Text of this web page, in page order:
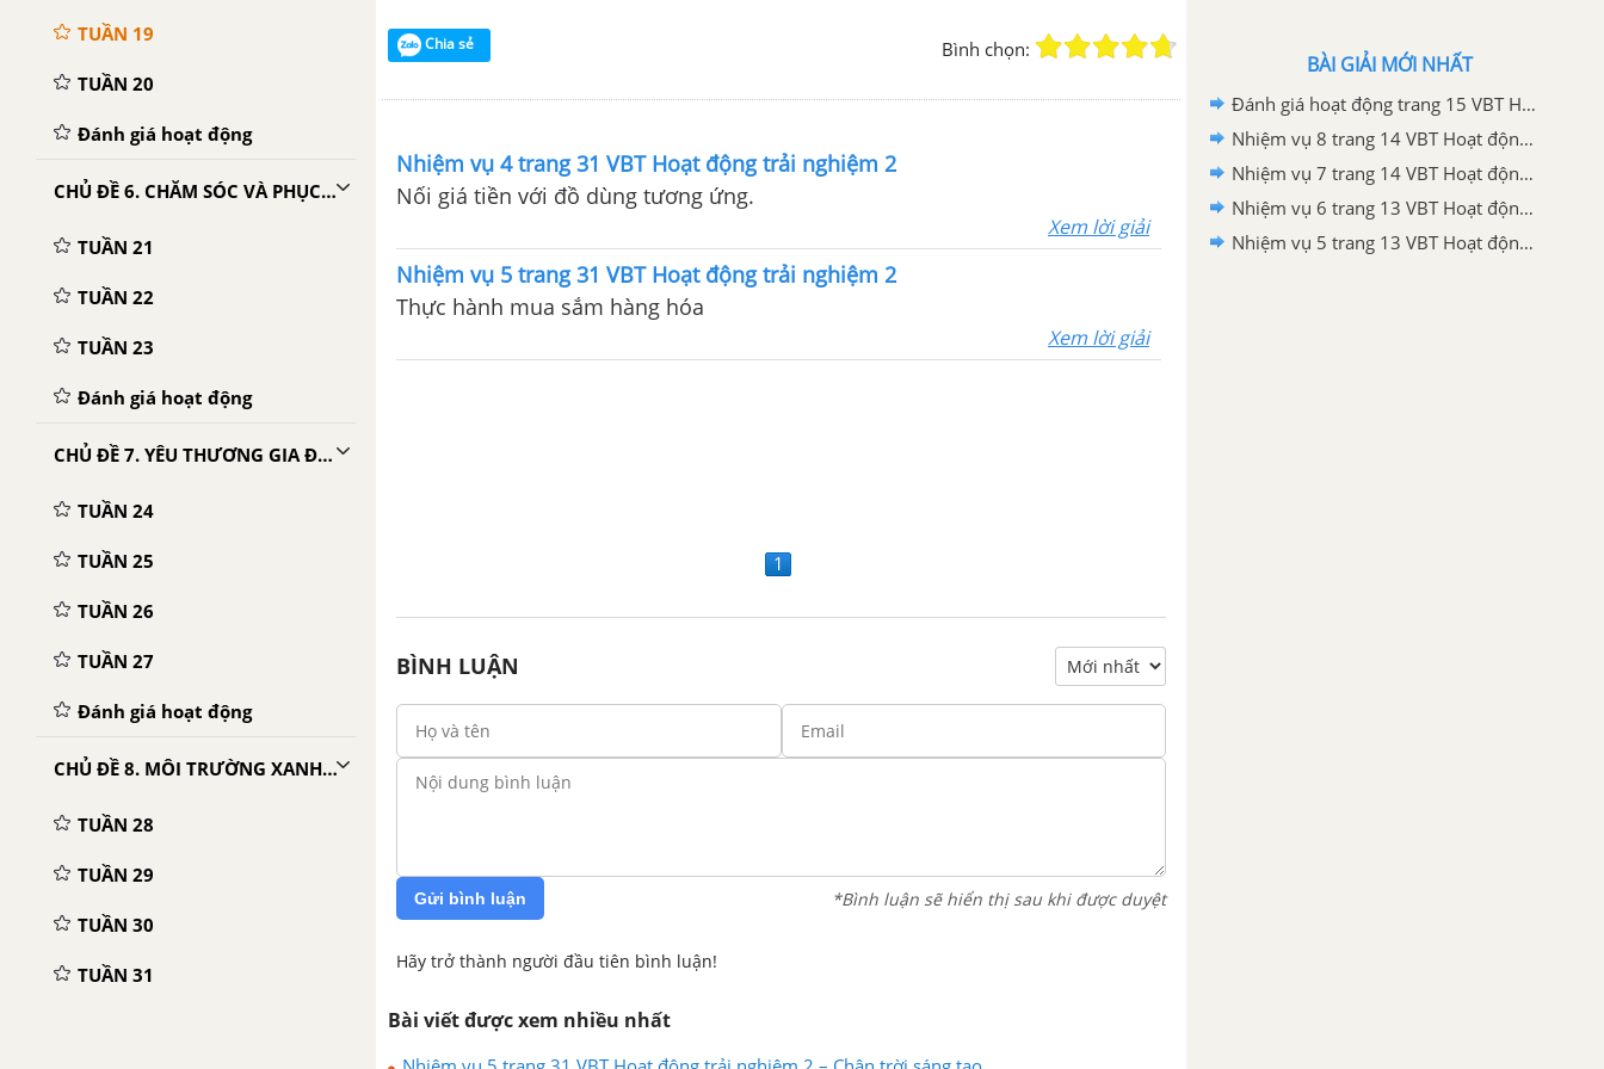
TUẦN 19
TUẦN 20
Đánh giá hoạt động
CHỦ ĐỀ 6. CHĂM SÓC VÀ PHỤC VỤ BẢN THÂN
TUẦN 21
TUẦN 22
TUẦN 23
Đánh giá hoạt động
CHỦ ĐỀ 7. YÊU THƯƠNG GIA ĐÌNH - QUÝ TRỌNG PHỤ NỮ
TUẦN 24
TUẦN 25
TUẦN 26
TUẦN 27
Đánh giá hoạt động
CHỦ ĐỀ 8. MÔI TRƯỜNG XANH - CUỘC SỐNG XANH
TUẦN 28
TUẦN 29
TUẦN 30
TUẦN 31
Chia sẻ Bình chọn:
Nhiệm vụ 4 trang 31 VBT Hoạt động trải nghiệm 2
Nối giá tiền với đồ dùng tương ứng.
Xem lời giải
Nhiệm vụ 5 trang 31 VBT Hoạt động trải nghiệm 2
Thực hành mua sắm hàng hóa
Xem lời giải
1
BÌNH LUẬN
Gửi bình luận *Bình luận sẽ hiển thị sau khi được duyệt
Hãy trở thành người đầu tiên bình luận!
Bài viết được xem nhiều nhất
BÀI GIẢI MỚI NHẤT
Đánh giá hoạt động trang 15 VBT Hoạt động trải nghiệm 2 - Chân trời sáng tạo
Nhiệm vụ 8 trang 14 VBT Hoạt động trải nghiệm 2 – Chân trời sáng tạo
Nhiệm vụ 7 trang 14 VBT Hoạt động trải nghiệm 2 – Chân trời sáng tạo
Nhiệm vụ 6 trang 13 VBT Hoạt động trải nghiệm 2 – Chân trời sáng tạo
Nhiệm vụ 5 trang 13 VBT Hoạt động trải nghiệm 2 – Chân trời sáng tạo